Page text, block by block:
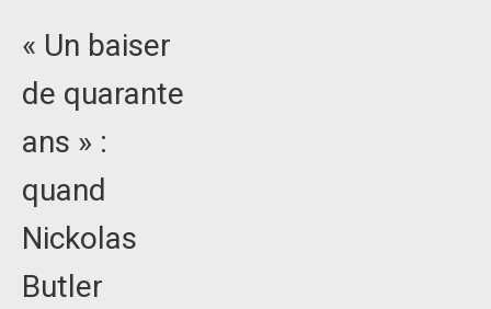
« Un baiser
de quarante
ans » :
quand
Nickolas
Butler